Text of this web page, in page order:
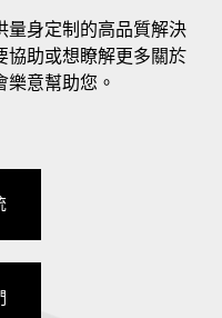
量身定制的高品質解決
協助或想瞭解更多關於
意幫助您。